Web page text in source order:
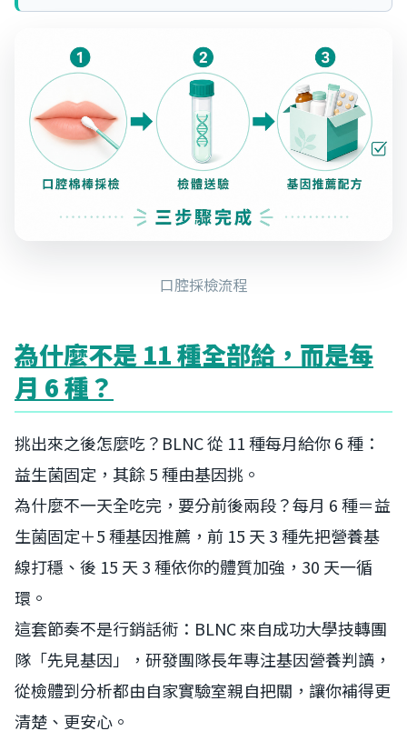
口腔採檢流程
為什麼不是 11 種全部給，而是每
月 6 種？
挑出來之後怎麼吃？BLNC 從 11 種每月給你 6 種：
益生菌固定，其餘 5 種由基因挑。
為什麼不一天全吃完，要分前後兩段？每月 6 種＝益
生菌固定＋5 種基因推薦，前 15 天 3 種先把營養基
線打穩、後 15 天 3 種依你的體質加強，30 天一循
環。
這套節奏不是行銷話術：BLNC 來自成功大學技轉團
隊「先見基因」，研發團隊長年專注基因營養判讀，
從檢體到分析都由自家實驗室親自把關，讓你補得更
清楚、更安心。